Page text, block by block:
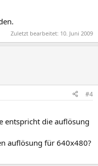
Zuletzt bearbeitet: 10. Juni 2009
#4
entspricht die auflösung
auflösung für 640x480?